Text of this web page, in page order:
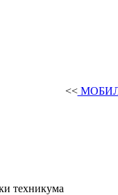
<<
техникума